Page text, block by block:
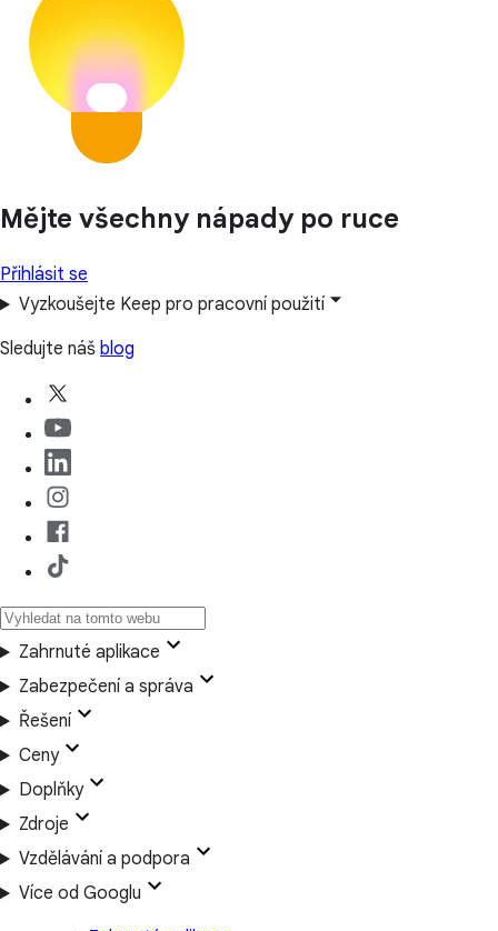
Mějte všechny nápady po ruce
Přihlásit se
Vyzkoušejte Keep pro pracovní použití
Sledujte náš blog
Zahrnuté aplikace
Zabezpečení a správa
Řešení
Ceny
Doplňky
Zdroje
Vzdělávání a podpora
Více od Googlu